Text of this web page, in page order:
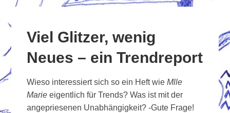
Viel Glitzer, wenig
Neues – ein Trendreport
Wieso interessiert sich so ein Heft wieMlle
Marie eigentlich für Trends? Was ist mit der
angepriesenen Unabhängigkeit? -Gute Frage!